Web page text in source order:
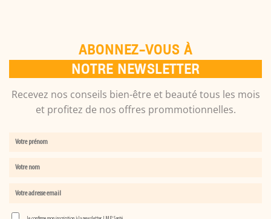
ABONNEZ-VOUS À
NOTRE NEWSLETTER
Recevez nos conseils bien-être et beauté tous les mois
et profitez de nos offres prommotionnelles.